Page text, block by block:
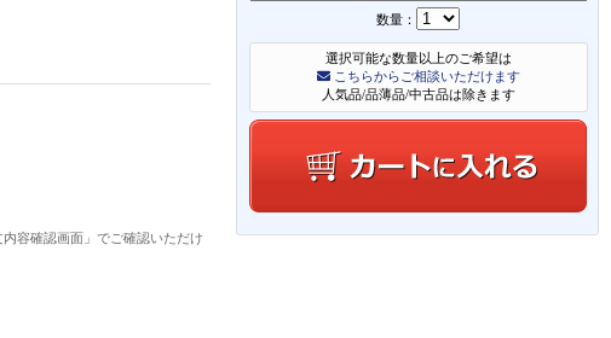
数量：
選択可能な数量以上のご希望は
こちらからご相談いただけます
人気品/品薄品/中古品は除きます
容確認画面」でご確認いただけ